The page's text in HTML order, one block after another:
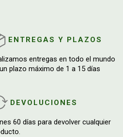
ENTREGAS Y PLAZOS
entregas en todo el mundo
plazo máximo de 1 a 15 días
DEVOLUCIONES
60 días para devolver cualquier